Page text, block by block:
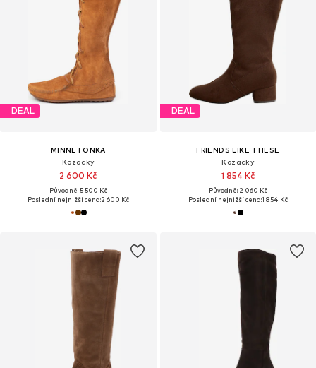
DEAL
MINNETONKA
Kozačky
2 600 Kč
Původně: 5 500 Kč
Poslední nejnižší cena:2 600 Kč
DEAL
FRIENDS LIKE THESE
Kozačky
1 854 Kč
Původně: 2 060 Kč
Poslední nejnižší cena:1 854 Kč